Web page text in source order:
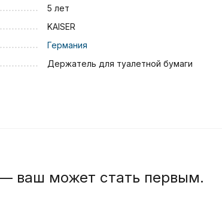
5 лет
KAISER
Германия
Держатель для туалетной бумаги
ваш может стать первым.